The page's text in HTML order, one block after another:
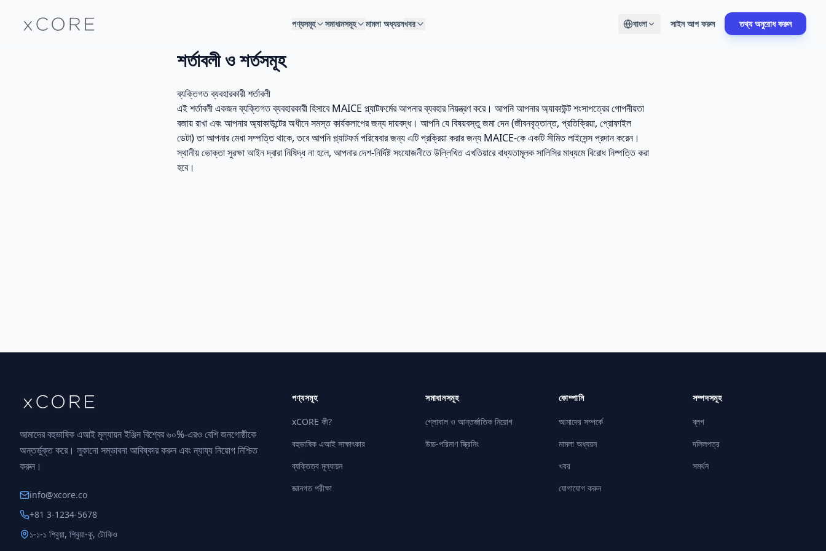
পণ্যসমূহ সমাধানসমূহ মামলা অধ্যয়নখবর বাংলা সাইন আপ করুন তথ্য অনুরোধ করুন
শর্তাবলী ও শর্তসমূহ
ব্যক্তিগত ব্যবহারকারী শর্তাবলী
এই শর্তাবলী একজন ব্যক্তিগত ব্যবহারকারী হিসাবে MAICE প্ল্যাটফর্মের আপনার ব্যবহার নিয়ন্ত্রণ করে। আপনি আপনার অ্যাকাউন্ট শংসাপত্রের গোপনীয়তা
বজায় রাখা এবং আপনার অ্যাকাউন্টের অধীনে সমস্ত কার্যকলাপের জন্য দায়বদ্ধ। আপনি যে বিষয়বস্তু জমা দেন (জীবনবৃত্তান্ত, প্রতিক্রিয়া, প্রোফাইল
ডেটা) তা আপনার মেধা সম্পত্তি থাকে, তবে আপনি প্ল্যাটফর্ম পরিষেবার জন্য এটি প্রক্রিয়া করার জন্য MAICE-কে একটি সীমিত লাইসেন্স প্রদান করেন।
স্থানীয় ভোক্তা সুরক্ষা আইন দ্বারা নিষিদ্ধ না হলে, আপনার দেশ-নির্দিষ্ট সংযোজনীতে উল্লিখিত এখতিয়ারে বাধ্যতামূলক সালিসির মাধ্যমে বিরোধ নিষ্পত্তি করা
হবে।
আমাদের বহুভাষিক এআই মূল্যায়ন ইঞ্জিন বিশ্বের ৬০%-এরও বেশি জনগোষ্ঠীকে
অন্তর্ভুক্ত করে। লুকানো সম্ভাবনা আবিষ্কার করুন এবং ন্যায্য নিয়োগ নিশ্চিত
করুন।
info@xcore.co
+81 3-1234-5678
১-১-১ শিবুয়া, শিবুয়া-কু, টোকিও
পণ্যসমূহ
xCORE কী?
বহুভাষিক এআই সাক্ষাৎকার
ব্যক্তিত্ব মূল্যায়ন
জ্ঞানগত পরীক্ষা
সমাধানসমূহ
গ্লোবাল ও আন্তর্জাতিক নিয়োগ
উচ্চ-পরিমাণ স্ক্রিনিং
কোম্পানি
আমাদের সম্পর্কে
মামলা অধ্যয়ন
খবর
যোগাযোগ করুন
সম্পদসমূহ
ব্লগ
দলিলপত্র
সমর্থন